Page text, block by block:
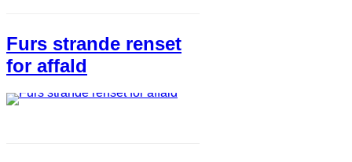
Furs strande renset
for affald